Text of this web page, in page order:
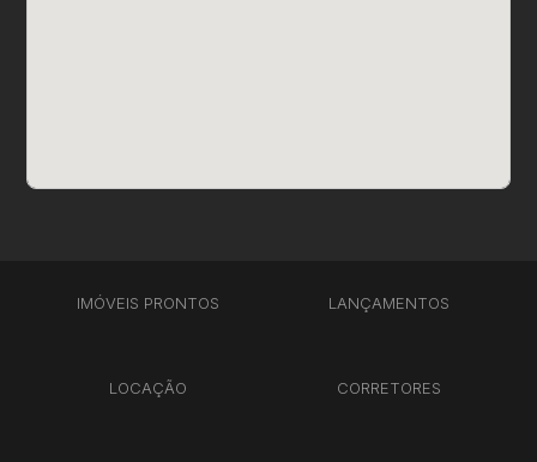
IMÓVEIS PRONTOS LANÇAMENTOS
LOCAÇÃO CORRETORES